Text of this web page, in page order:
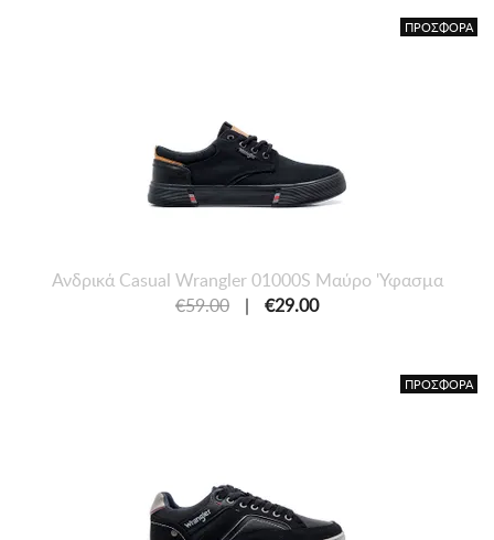
ΠΡΟΣΦΟΡΑ
Ανδρικά Casual Wrangler 01000S Μαύρο 'Υφασμα
€59.00
| €29.00
ΠΡΟΣΦΟΡΑ